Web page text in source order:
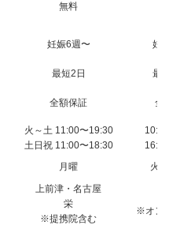
無料
妊娠6週〜 妊
最短2日 最
全額保証 全
火～土 11:00〜19:30
土日祝 11:00〜18:30
月曜 火
上前津・名古屋
栄
※提携院含む
※オン